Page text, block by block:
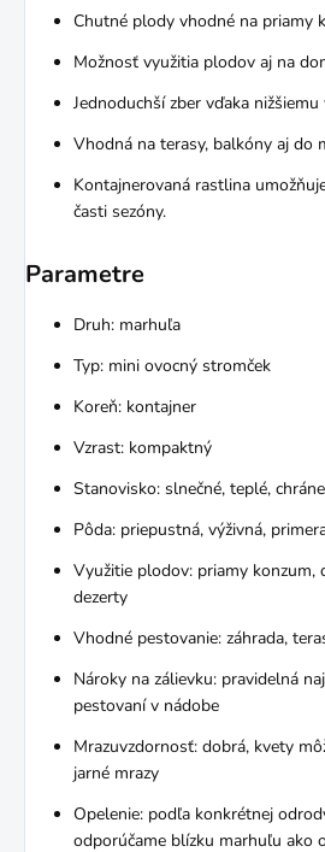
Chutné plody vhodné na priamy
Možnosť využitia plodov aj na
Jednoduchší zber vďaka nižšiemu
Vhodná na terasy, balkóny aj do
Kontajnerovaná rastlina
časti sezóny.
Parametre
Druh: marhuľa
Typ: mini ovocný stromček
Koreň: kontajner
Vzrast: kompaktný
Stanovisko: slnečné, teplé,
Pôda: priepustná, výživná,
Využitie plodov: priamy konzum,
dezerty
Vhodné pestovanie: záhrada,
Nároky na zálievku: pravidelná
pestovaní v nádobe
Mrazuvzdornosť: dobrá, kvety
jarné mrazy
Opelenie: podľa konkrétnej
odporúčame blízku marhuľu ako